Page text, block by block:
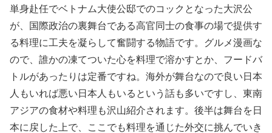
単身赴任でベトナム大使公邸でのコックとなった大沢公
が、国際政治の裏舞台である高官同士の食事の場で提供す
る料理に工夫を凝らして奮闘する物語です。グルメ漫画な
ので、誰かの凍てついた心を料理で溶かすとか、フードバ
トルがあったりは定番ですね。海外が舞台なので良い日本
人もいれば悪い日本人もいるという話も多いですし、東南
アジアの食材や料理も沢山紹介されます。後半は舞台を日
本に戻した上で、ここでも料理を通じた外交に挑んでいき